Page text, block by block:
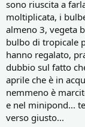
sono riuscita a
moltiplicata, i
almeno 3, vegeta
bulbo di tropicale
hanno regalato,
dubbio sul fatto
aprile che è in
nemmeno è
e nel minipond...
verso giusto...